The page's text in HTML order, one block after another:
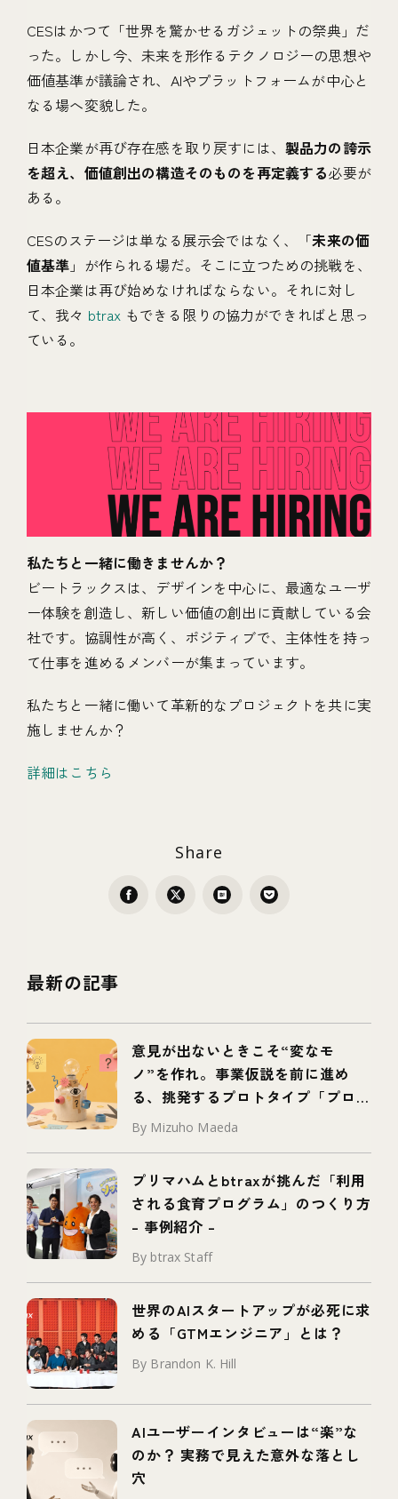
CESはかつて「世界を驚かせるガジェットの祭典」だ
った。しかし今、未来を形作るテクノロジーの思想や
価値基準が議論され、AIやプラットフォームが中心と
なる場へ変貌した。
日本企業が再び存在感を取り戻すには、 製品力の誇示
を超え、価値創出の構造そのものを再定義する必要が
ある。
CESのステージは単なる展示会ではなく、「未来の価
値基準 」が作られる場だ。そこに立つための挑戦を、
日本企業は再び始めなければならない。それに対し
て、我々 btrax もできる限りの協力ができればと思っ
ている。
私たちと一緒に働きませんか？
ビートラックスは、デザインを中心に、最適なユーザ
ー体験を創造し、新しい価値の創出に貢献している会
社です。協調性が高く、ポジティブで、主体性を持っ
て仕事を進めるメンバーが集まっています。
私たちと一緒に働いて革新的なプロジェクトを共に実
施しませんか？
詳細はこちら
Share
最新の記事
意見が出ないときこそ“変なモ
ノ”を作れ。事業仮説を前に進め
る、挑発するプロトタイプ「プロボ
タイプ」とは
By Mizuho Maeda
プリマハムとbtraxが挑んだ「利用
される食育プログラム」のつくり方
– 事例紹介 –
By btrax Staff
世界のAIスタートアップが必死に求
める「GTMエンジニア」とは？
By Brandon K. Hill
AIユーザーインタビューは“楽”な
のか？ 実務で見えた意外な落とし
穴